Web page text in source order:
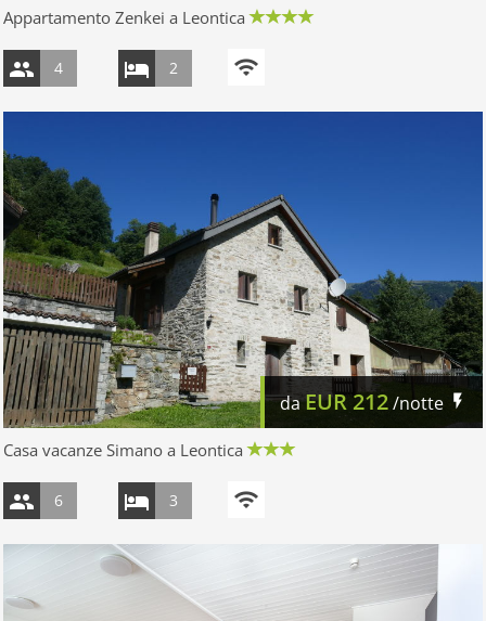
Appartamento Zenkei a Leontica
4 2
daEUR212/notte
Casa vacanze Simano a Leontica
6 3